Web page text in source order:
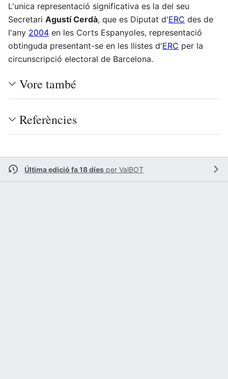
L'unica representació significativa es la del seu
Secretari Agustí Cerdà, que es Diputat d'ERC des de
l'any 2004 en les Corts Espanyoles, representació
obtinguda presentant-se en les llistes d'ERC per la
circunscripció electoral de Barcelona.
Vore també
Referències
Última edició fa 18 díes per ValBOT